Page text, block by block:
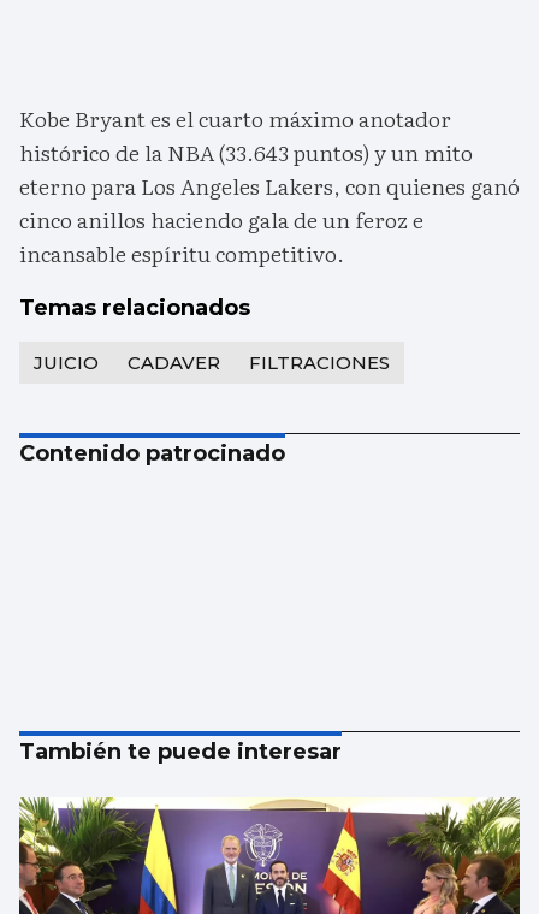
Kobe Bryant es el cuarto máximo anotador
histórico de la NBA (33.643 puntos) y un mito
eterno para Los Angeles Lakers, con quienes ganó
cinco anillos haciendo gala de un feroz e
incansable espíritu competitivo.
Temas relacionados
JUICIO CADAVER FILTRACIONES
Contenido patrocinado
También te puede interesar